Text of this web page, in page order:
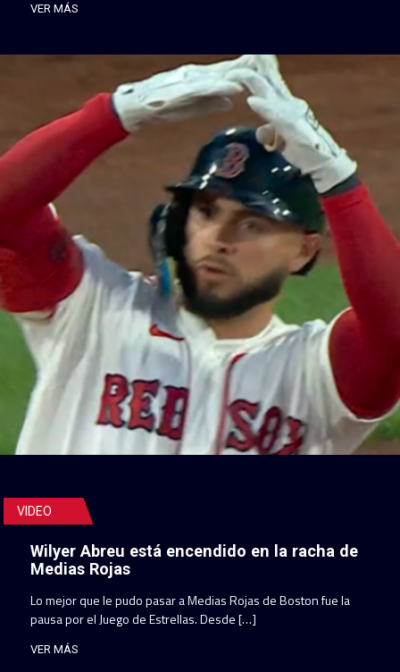
VER MÁS
VIDEO
Wilyer Abreu está encendido en la racha de
Medias Rojas
Lo mejor que le pudo pasar a Medias Rojas de Boston fue la
pausa por el Juego de Estrellas. Desde […]
VER MÁS